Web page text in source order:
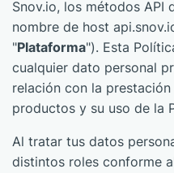
Snov.io, los métodos API
nombre de host
"Plataforma"). Esta
cualquier dato personal
relación con la
productos y su uso de la
Al tratar tus datos
distintos roles conforme